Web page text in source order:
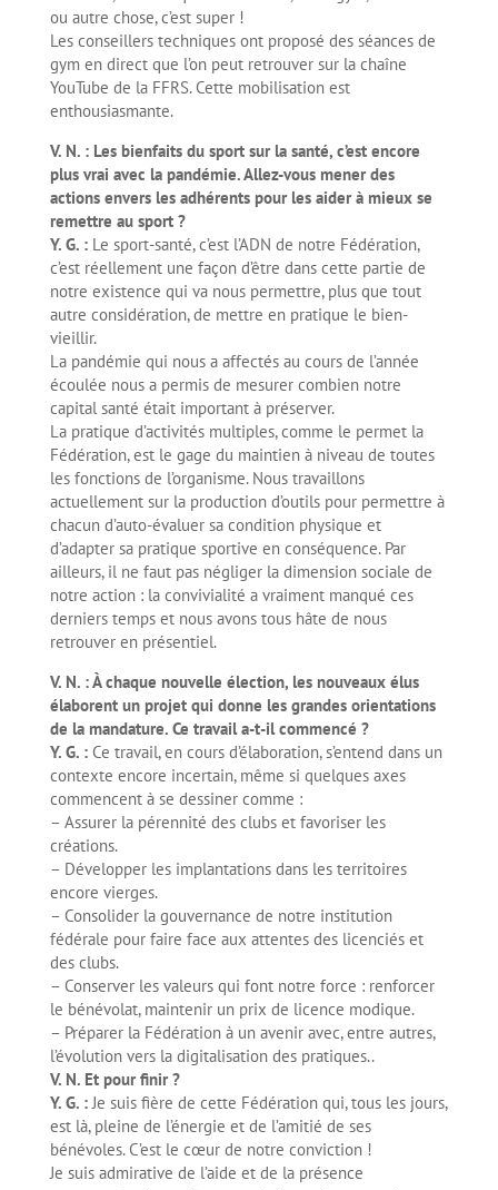
ou autre chose, c’est super !
Les conseillers techniques ont proposé des séances de
gym en direct que l’on peut retrouver sur la chaîne
YouTube de la FFRS. Cette mobilisation est
enthousiasmante.
V. N. : Les bienfaits du sport sur la santé, c’est encore
plus vrai avec la pandémie. Allez-vous mener des
actions envers les adhérents pour les aider à mieux se
remettre au sport ?
Y. G. :Le sport-santé, c’est l’ADN de notre Fédération,
c’est réellement une façon d’être dans cette partie de
notre existence qui va nous permettre, plus que tout
autre considération, de mettre en pratique le bien-
vieillir.
La pandémie qui nous a affectés au cours de l’année
écoulée nous a permis de mesurer combien notre
capital santé était important à préserver.
La pratique d’activités multiples, comme le permet la
Fédération, est le gage du maintien à niveau de toutes
les fonctions de l’organisme. Nous travaillons
actuellement sur la production d’outils pour permettre à
chacun d’auto-évaluer sa condition physique et
d’adapter sa pratique sportive en conséquence. Par
ailleurs, il ne faut pas négliger la dimension sociale de
notre action : la convivialité a vraiment manqué ces
derniers temps et nous avons tous hâte de nous
retrouver en présentiel.
V. N. : À chaque nouvelle élection, les nouveaux élus
élaborent un projet qui donne les grandes orientations
de la mandature. Ce travail a-t-il commencé ?
Y. G. :Ce travail, en cours d’élaboration, s’entend dans un
contexte encore incertain, même si quelques axes
commencent à se dessiner comme :
– Assurer la pérennité des clubs et favoriser les
créations.
– Développer les implantations dans les territoires
encore vierges.
– Consolider la gouvernance de notre institution
fédérale pour faire face aux attentes des licenciés et
des clubs.
– Conserver les valeurs qui font notre force : renforcer
le bénévolat, maintenir un prix de licence modique.
– Préparer la Fédération à un avenir avec, entre autres,
l’évolution vers la digitalisation des pratiques..
V. N. Et pour finir ?
Y. G. :Je suis fière de cette Fédération qui, tous les jours,
est là, pleine de l’énergie et de l’amitié de ses
bénévoles. C’est le cœur de notre conviction !
Je suis admirative de l’aide et de la présence